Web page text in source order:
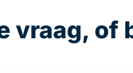
vraag, of